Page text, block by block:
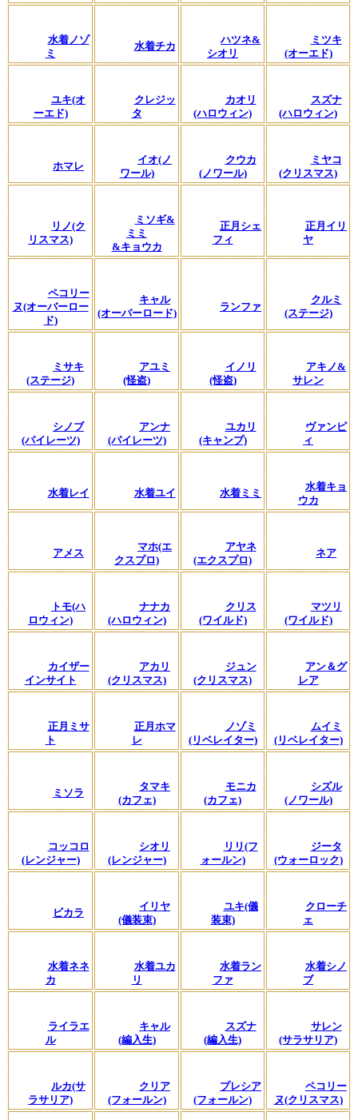
水着ノゾ
ミ
水着チカ
ハツネ&
シオリ
ミツキ
(オーエド)
ユキ(オ
ーエド)
クレジッ
タ
カオリ
(ハロウィン)
スズナ
(ハロウィン)
ホマレ
イオ(ノ
ワール)
クウカ
(ノワール)
ミヤコ
(クリスマス)
リノ(ク
リスマス)
ミソギ&
ミミ
&キョウカ
正月シェ
フィ
正月イリ
ヤ
ペコリー
ヌ(オーバーロー
ド)
キャル
(オーバーロード)
ランファ
クルミ
(ステージ)
ミサキ
(ステージ)
アユミ
(怪盗)
イノリ
(怪盗)
アキノ&
サレン
シノブ
(パイレーツ)
アンナ
(パイレーツ)
ユカリ
(キャンプ)
ヴァンピ
ィ
水着レイ 水着ユイ 水着ミミ
水着キョ
ウカ
アメス
マホ(エ
クスプロ)
アヤネ
(エクスプロ)
ネア
トモ(ハ
ロウィン)
ナナカ
(ハロウィン)
クリス
(ワイルド)
マツリ
(ワイルド)
カイザー
インサイト
アカリ
(クリスマス)
ジュン
(クリスマス)
アン＆グ
レア
正月ミサ
ト
正月ホマ
レ
ノゾミ
(リベレイター)
ムイミ
(リベレイター)
ミソラ
タマキ
(カフェ)
モニカ
(カフェ)
シズル
(ノワール)
コッコロ
(レンジャー)
シオリ
(レンジャー)
リリ(フ
ォールン)
ジータ
(ウォーロック)
ビカラ
イリヤ
(儀装束)
ユキ(儀
装束)
クローチ
ェ
水着ネネ
カ
水着ユカ
リ
水着ラン
ファ
水着シノ
ブ
ライラエ
ル
キャル
(編入生)
スズナ
(編入生)
サレン
(サラサリア)
ルカ(サ
ラサリア)
クリア
(フォールン)
プレシア
(フォールン)
ペコリー
ヌ(クリスマス)